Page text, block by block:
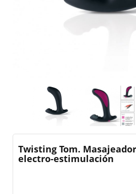
Twisting Tom.
electro-estimulación